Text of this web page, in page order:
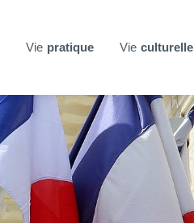
Vie pratique Vie culturelle